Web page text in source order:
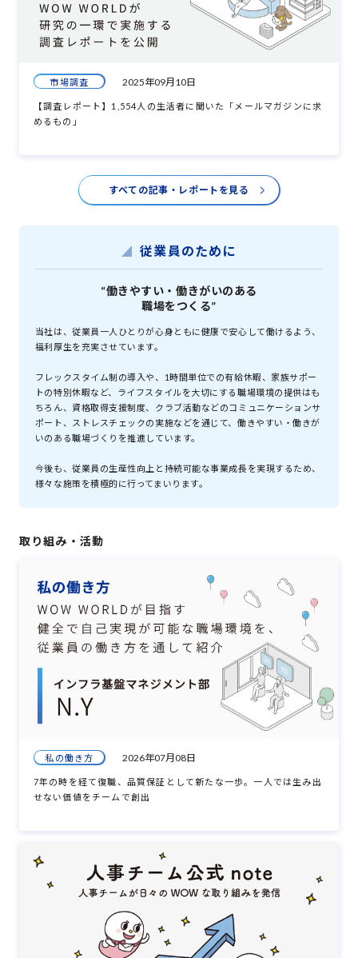
市場調査 2025年09月10日
【調査レポート】1,554人の生活者に聞いた「メールマガジンに求
めるもの」
すべての記事・レポートを見る
従業員のために
“働きやすい・働きがいのある
職場をつくる”
当社は、従業員一人ひとりが心身ともに健康で安心して働けるよう、
福利厚生を充実させています。
フレックスタイム制の導入や、1時間単位での有給休暇、 家族サポー
トの特別休暇など、ライフスタイルを大切にする職場環境の提供はも
ちろん、資格取得支援制度、クラブ活動などのコミュニケーションサ
ポート、ストレスチェックの実施などを通じて、 働きやすい・働きが
いのある職場づくりを推進しています。
今後も、従業員の生産性向上と持続可能な事業成長を実現するため、
様々な施策を積極的に行ってまいります。
取り組み・活動
私の働き方 2026年07月08日
7年の時を経て復職、品質保証として新たな一歩。一人では生み出
せない価値をチームで創出